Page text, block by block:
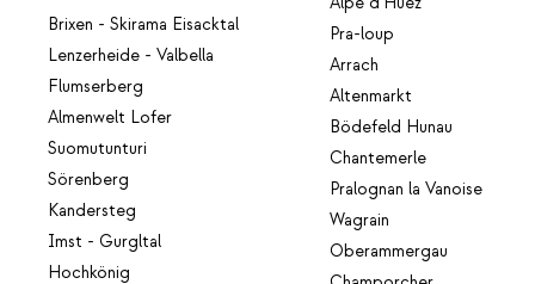
Brixen - Skirama Eisacktal
Lenzerheide - Valbella
Flumserberg
Almenwelt Lofer
Suomutunturi
Sörenberg
Kandersteg
Imst - Gurgltal
Hochkönig
Pra-loup
Arrach
Altenmarkt
Bödefeld Hunau
Chantemerle
Pralognan la Vanoise
Wagrain
Oberammergau